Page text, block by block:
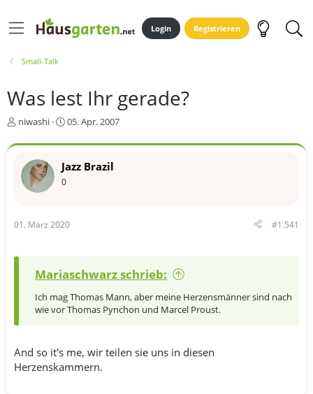
Login Registrieren
Small-Talk
Was lest Ihr gerade?
E
s
e
r
niwashi
E
s
e
a
05. Apr. 2007
Jazz Brazil
0
01. März 2020 #1.541
Mariaschwarz schrieb:
Ich mag Thomas Mann, aber meine Herzensmänner sind nach
wie vor Thomas Pynchon und Marcel Proust.
And so it's me, wir teilen sie uns in diesen
Herzenskammern.